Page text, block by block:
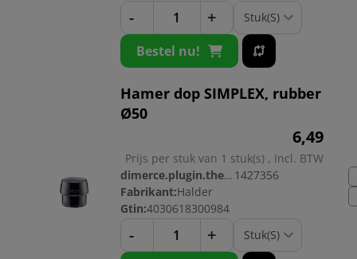
- +
Bestel nu!
Hamer dop SIMPLEX, rubber
Ø50
6,49
Prijs per stuk van 1 stuk(s) , Incl. BTW
dimerce.plugin.theme.productnr: 1427356
Fabrikant:Halder
Gtin:4030618300984
- +